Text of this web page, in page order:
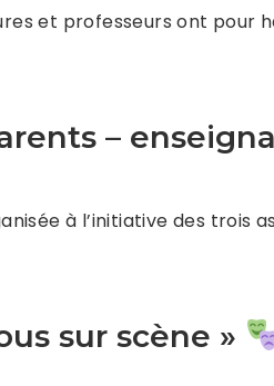
et professeurs ont pour
–
à l’initiative des
sur scène »